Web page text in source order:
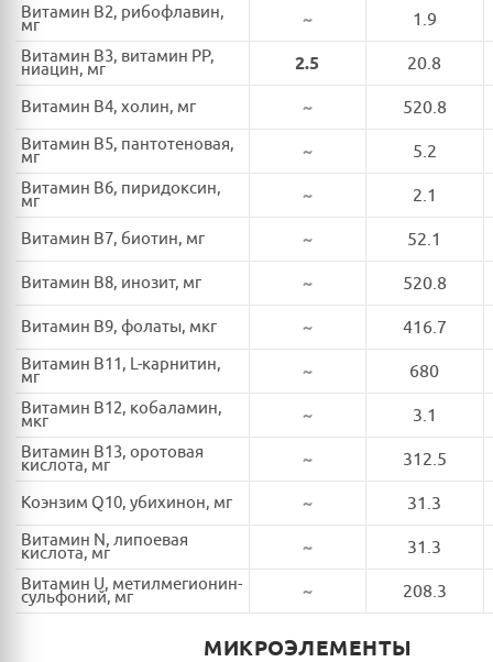
Витамин B2, рибофлавин,
мг ~ 1.9
Витамин B3, витамин PP,
ниацин, мг 2.5 20.8
Витамин B4, холин, мг ~ 520.8
Витамин B5, пантотеновая,
мг ~ 5.2
Витамин B6, пиридоксин,
мг ~ 2.1
Витамин B7, биотин, мг ~ 52.1
Витамин B8, инозит, мг ~ 520.8
Витамин B9, фолаты, мкг ~ 416.7
Витамин B11, L-карнитин,
мг ~ 680
Витамин B12, кобаламин,
мкг ~ 3.1
Витамин B13, оротовая
кислота, мг ~ 312.5
Коэнзим Q10, убихинон, мг ~ 31.3
Витамин N, липоевая
кислота, мг ~ 31.3
Витамин U, метилмегионин-
сульфоний, мг ~ 208.3
МИКРОЭЛЕМЕНТЫ